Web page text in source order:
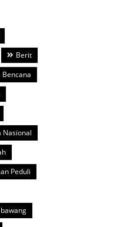
Berit
Bencana
Nasional
Peduli